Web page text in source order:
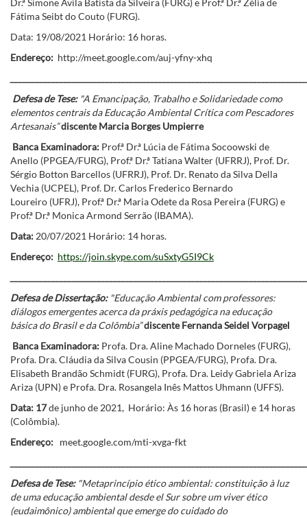
Fátima Seibt do Couto (FURG).
Data: 19/08/2021 Horário: 16 horas.
Endereço: http://meet.google.com/auj-yfny-xhq
Defesa de Tese: "A Emancipação, Trabalho e Solidariedade como
elementos centrais da Educação Ambiental Crítica com Pescadores
Artesanais”discente Marcia Borges Umpierre
Banca Examinadora: Prof.ª Dr.ª Lúcia de Fátima Socoowski de
Anello (PPGEA/FURG), Prof.ª Dr.ª Tatiana Walter (UFRRJ), Prof. Dr.
Sérgio Botton Barcellos (UFRRJ), Prof. Dr. Renato da Silva Della
Vechia (UCPEL), Prof. Dr. Carlos Frederico Bernardo
Loureiro (UFRJ), Prof.ª Dr.ª Maria Odete da Rosa Pereira (FURG) e
Prof.ª Dr.ª Monica Armond Serrão (IBAMA).
Data: 20/07/2021 Horário: 14 horas.
Endereço: https://join.skype.com/suSxtyG5I9Ck
Defesa de Dissertação: "Educação Ambiental com professores:
diálogos emergentes acerca da práxis pedagógica na educação
básica do Brasil e da Colômbia”discente Fernanda Seidel Vorpagel
Banca Examinadora: Profa. Dra. Aline Machado Dorneles (FURG),
Profa. Dra. Cláudia da Silva Cousin (PPGEA/FURG), Profa. Dra.
Elisabeth Brandão Schmidt (FURG), Profa. Dra. Leidy Gabriela Ariza
Ariza (UPN) e Profa. Dra. Rosangela Inês Mattos Uhmann (UFFS).
Data: 17de junho de 2021, Horário: Às 16 horas (Brasil) e 14 horas
(Colômbia).
Endereço: meet.google.com/mti-xvga-fkt
Defesa de Tese: "Metaprincípio ético ambiental: constituição à luz
de uma educação ambiental desde el Sur sobre um viver ético
(eudaimônico) ambiental que emerge do cuidado do